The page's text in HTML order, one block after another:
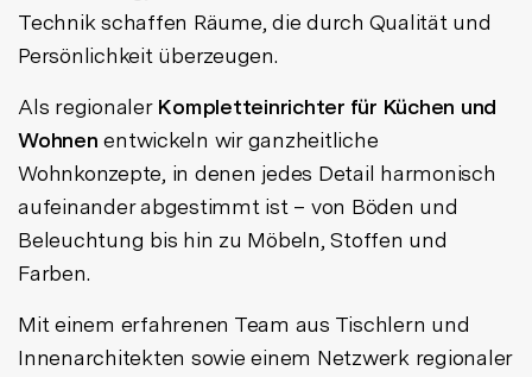
Technik schaffen Räume, die durch Qualität und
Persönlichkeit überzeugen.
Als regionaler Kompletteinrichter für Küchen und
Wohnen entwickeln wir ganzheitliche
Wohnkonzepte, in denen jedes Detail harmonisch
aufeinander abgestimmt ist – von Böden und
Beleuchtung bis hin zu Möbeln, Stoffen und
Farben.
Mit einem erfahrenen Team aus Tischlern und
Innenarchitekten sowie einem Netzwerk regionaler